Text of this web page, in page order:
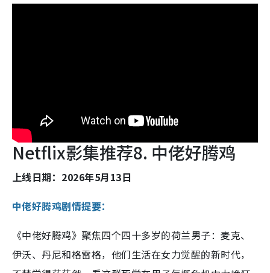
Netflix影集推荐8. 中佬好腾鸡
上线日期：2026年5月13日
中佬好腾鸡剧情提要：
《中佬好腾鸡》聚焦四个四十多岁的荷兰男子：麦克、
伊沃、丹尼和格雷格，他们生活在女力觉醒的新时代，